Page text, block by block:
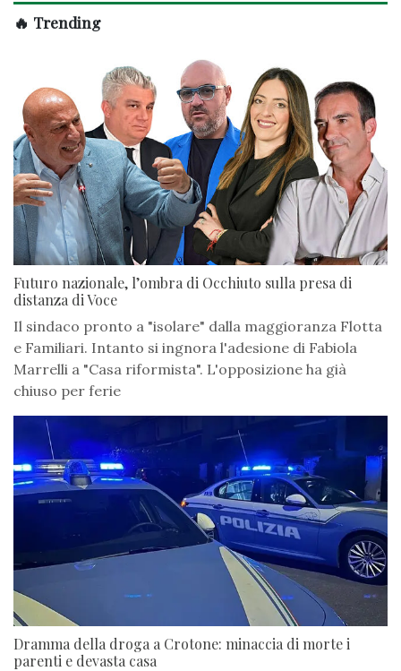
🔥 Trending
Futuro nazionale, l’ombra di Occhiuto sulla presa di
distanza di Voce
Il sindaco pronto a "isolare" dalla maggioranza Flotta
e Familiari. Intanto si ingnora l'adesione di Fabiola
Marrelli a "Casa riformista". L'opposizione ha già
chiuso per ferie
Dramma della droga a Crotone: minaccia di morte i
parenti e devasta casa